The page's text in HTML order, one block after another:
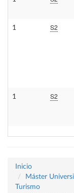
1 S2
1 S2
Inicio
Máster
Turismo